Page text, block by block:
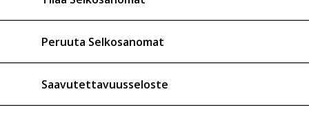
Peruuta Selkosanomat
Saavutettavuusseloste